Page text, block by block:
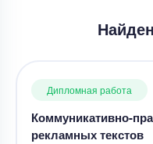
Дипломная работа
Коммуникативно-
рекламных текстов